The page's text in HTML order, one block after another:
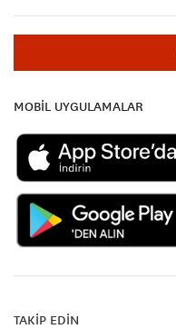
MOBİL UYGULAMALAR
TAKİP EDİN